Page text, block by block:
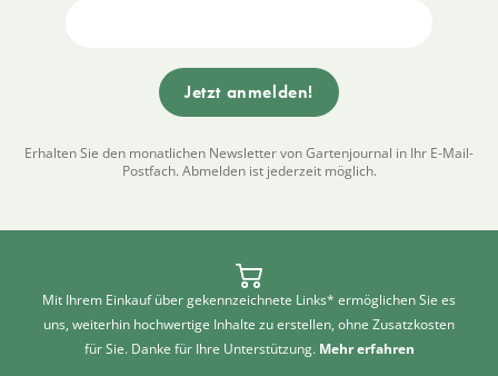
Erhalten Sie den monatlichen Newsletter von Gartenjournal in Ihr E-Mail-
Postfach. Abmelden ist jederzeit möglich.
Mit Ihrem Einkauf über gekennzeichnete Links* ermöglichen Sie es
uns, weiterhin hochwertige Inhalte zu erstellen, ohne Zusatzkosten
für Sie. Danke für Ihre Unterstützung. Mehr erfahren